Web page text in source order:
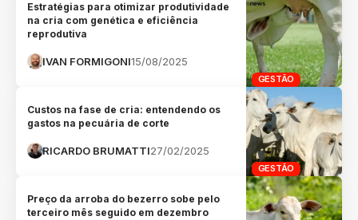
GESTÃO
Estratégias para otimizar produtividade
na cria com genética e eficiência
reprodutiva
IVAN FORMIGONI15/08/2025
GESTÃO
Custos na fase de cria: entendendo os
gastos na pecuária de corte
RICARDO BRUMATTI27/02/2025
Preço da arroba do bezerro sobe pelo
terceiro mês seguido em dezembro